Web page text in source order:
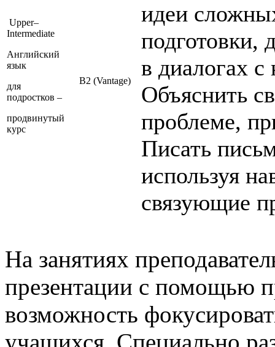
Upper–
Intermediate
Английский
язык
для
подростков –
продвинутый
курс
B2 (Vantage)
идеи
подготовки,
в диалогах с
Объяснить
проблеме,
Писать
используя
связующие
На занятиях
презентации с помощью
возможность